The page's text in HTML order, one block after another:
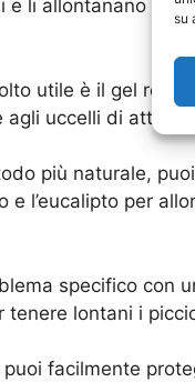
su
e li allontanano
utile è il gel
agli uccelli di
più naturale,
e l’eucalipto per
specifico con
lontani i
facilmente